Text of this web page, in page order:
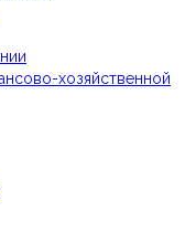
хозяйственной